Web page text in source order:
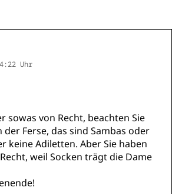
Uhr
sowas von Recht, beachten Sie
der Ferse, das sind Sambas oder
keine Adiletten. Aber Sie haben
weil Socken trägt die Dame